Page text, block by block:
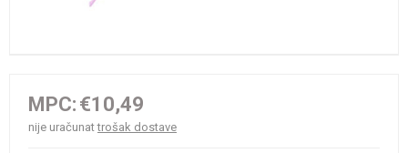
MPC: €10,49
nije uračunattrošak dostave